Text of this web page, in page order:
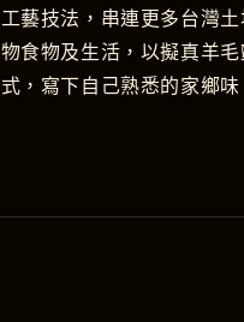
工藝技法，串連更多台灣
物食物及生活，以擬真羊
式，寫下自己熟悉的家鄉味